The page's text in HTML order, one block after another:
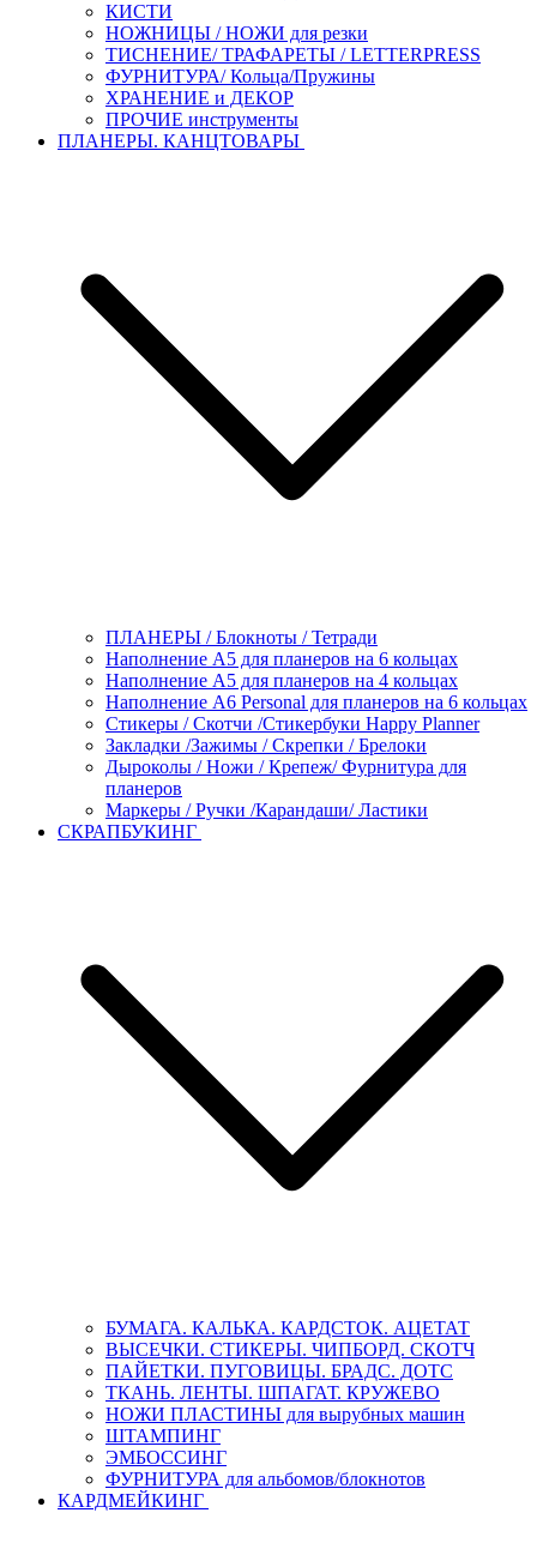
КИСТИ
НОЖНИЦЫ / НОЖИ для резки
ТИСНЕНИЕ/ ТРАФАРЕТЫ / LETTERPRESS
ФУРНИТУРА/ Кольца/Пружины
ХРАНЕНИЕ и ДЕКОР
ПРОЧИЕ инструменты
ПЛАНЕРЫ. КАНЦТОВАРЫ
ПЛАНЕРЫ / Блокноты / Тетради
Наполнение А5 для планеров на 6 кольцах
Наполнение А5 для планеров на 4 кольцах
Наполнение А6 Personal для планеров на 6 кольцах
Стикеры / Скотчи /Стикербуки Happy Planner
Закладки /Зажимы / Скрепки / Брелоки
Дыроколы / Ножи / Крепеж/ Фурнитура для
планеров
Маркеры / Ручки /Карандаши/ Ластики
СКРАПБУКИНГ
БУМАГА. КАЛЬКА. КАРДСТОК. АЦЕТАТ
ВЫСЕЧКИ. СТИКЕРЫ. ЧИПБОРД. СКОТЧ
ПАЙЕТКИ. ПУГОВИЦЫ. БРАДС. ДОТС
ТКАНЬ. ЛЕНТЫ. ШПАГАТ. КРУЖЕВО
НОЖИ ПЛАСТИНЫ для вырубных машин
ШТАМПИНГ
ЭМБОССИНГ
ФУРНИТУРА для альбомов/блокнотов
КАРДМЕЙКИНГ